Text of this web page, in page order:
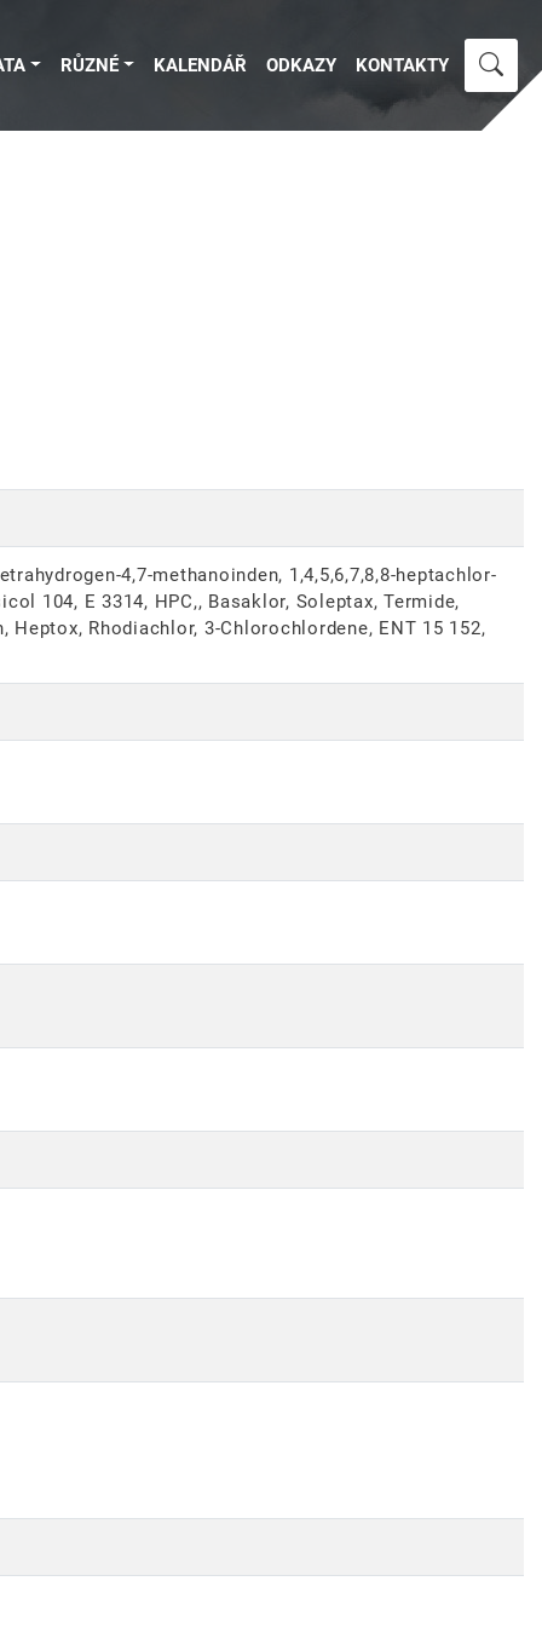
RŮZNÉ KALENDÁŘ ODKAZY KONTAKTY
4,7-methanoinden, 1,4,5,6,7,8,8-heptachlor-
104, E 3314, HPC,, Basaklor, Soleptax, Termide,
Rhodiachlor, 3-Chlorochlordene, ENT 15 152,